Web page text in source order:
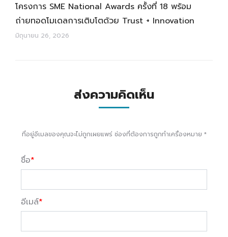
โครงการ SME National Awards ครั้งที่ 18 พร้อม
ถ่ายทอดโมเดลการเติบโตด้วย Trust + Innovation
มิถุนายน 26, 2026
ส่งความคิดเห็น
ที่อยู่อีเมลของคุณจะไม่ถูกเผยแพร่ ช่องที่ต้องการถูกทำเครื่องหมาย *
ชื่อ*
อีเมล์*